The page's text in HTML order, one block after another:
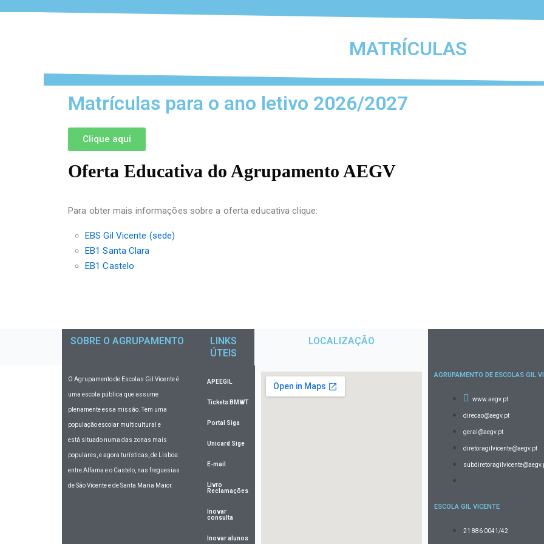
MATRÍCULAS
Matrículas para o ano letivo 2026/2027
Clique aqui
Oferta Educativa do Agrupamento AEGV
Para obter mais informações sobre a oferta educativa clique:
EBS Gil Vicente (sede)
EB1 Santa Clara
EB1 Castelo
SOBRE O AGRUPAMENTO
LINKS
ÚTEIS
LOCALIZAÇÃO
O Agrupamento de Escolas Gil Vicenteé
uma escola pública que assume
plenamente essa missão. Tem uma
população escolar multicultural e
está situado numa das zonas mais
populares, e agora turísticas, de Lisboa:
entre Alfama e o Castelo, nas freguesias
de São Vicente e de Santa Maria Maior.
APEEGIL
Tickets BMWT
Portal Siga
Unicard Sige
E-mail
Livro
Reclamações
Inovar
consulta
Inovar alunos
AGRUPAMENTO DE ESCOLAS GIL
www.aegv.pt
direcao@aegv.pt
geral@aegv.pt
diretoragilvicente@aegv.pt
ESCOLA GIL VICENTE
21 886 0041/42